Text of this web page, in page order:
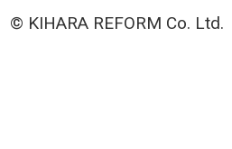
© KIHARA REFORM Co. Ltd.